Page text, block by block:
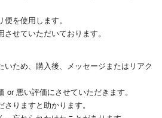
を使用します。
せていただいております。
ため、購入後、メッセージまたはリアク
or 悪い評価にさせていただきます。
りますと助かります。